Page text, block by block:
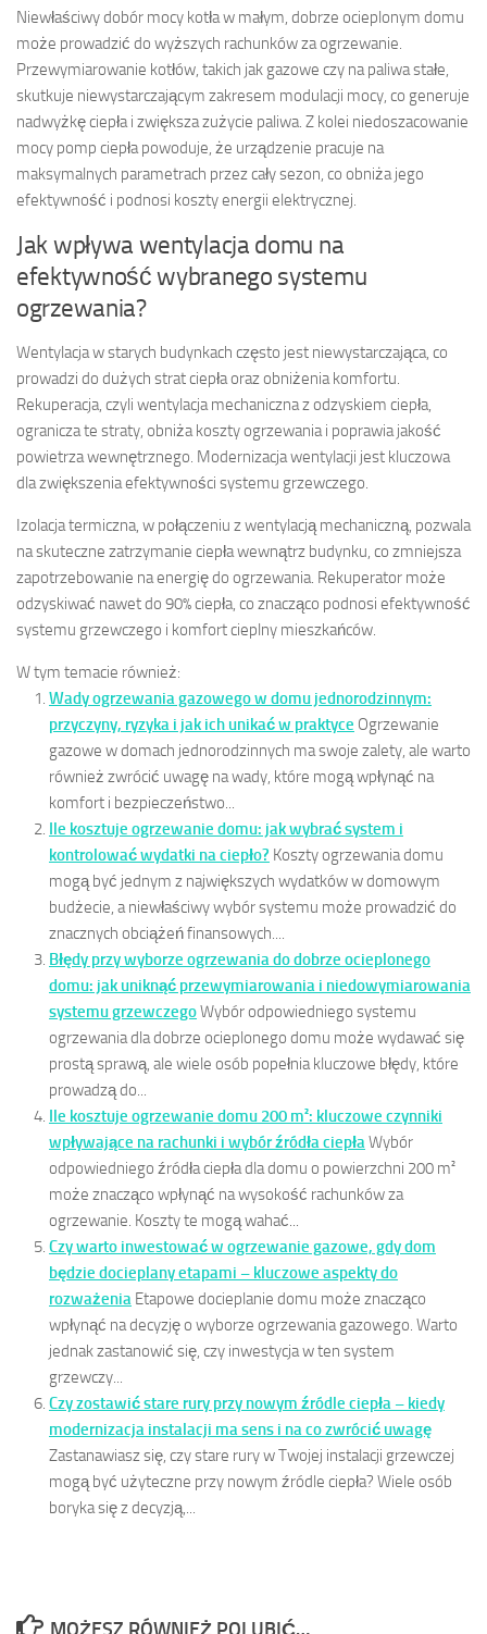
Niewłaściwy dobór mocy kotła w małym, dobrze ocieplonym domu
może prowadzić do wyższych rachunków za ogrzewanie.
Przewymiarowanie kotłów, takich jak gazowe czy na paliwa stałe,
skutkuje niewystarczającym zakresem modulacji mocy, co generuje
nadwyżkę ciepła i zwiększa zużycie paliwa. Z kolei niedoszacowanie
mocy pomp ciepła powoduje, że urządzenie pracuje na
maksymalnych parametrach przez cały sezon, co obniża jego
efektywność i podnosi koszty energii elektrycznej.
Jak wpływa wentylacja domu na
efektywność wybranego systemu
ogrzewania?
Wentylacja w starych budynkach często jest niewystarczająca, co
prowadzi do dużych strat ciepła oraz obniżenia komfortu.
Rekuperacja, czyli wentylacja mechaniczna z odzyskiem ciepła,
ogranicza te straty, obniża koszty ogrzewania i poprawia jakość
powietrza wewnętrznego. Modernizacja wentylacji jest kluczowa
dla zwiększenia efektywności systemu grzewczego.
Izolacja termiczna, w połączeniu z wentylacją mechaniczną, pozwala
na skuteczne zatrzymanie ciepła wewnątrz budynku, co zmniejsza
zapotrzebowanie na energię do ogrzewania. Rekuperator może
odzyskiwać nawet do 90% ciepła, co znacząco podnosi efektywność
systemu grzewczego i komfort cieplny mieszkańców.
W tym temacie również:
Wady ogrzewania gazowego w domu jednorodzinnym:
przyczyny, ryzyka i jak ich unikać w praktyce Ogrzewanie
gazowe w domach jednorodzinnych ma swoje zalety, ale warto
również zwrócić uwagę na wady, które mogą wpłynąć na
komfort i bezpieczeństwo...
Ile kosztuje ogrzewanie domu: jak wybrać system i
kontrolować wydatki na ciepło? Koszty ogrzewania domu
mogą być jednym z największych wydatków w domowym
budżecie, a niewłaściwy wybór systemu może prowadzić do
znacznych obciążeń finansowych....
Błędy przy wyborze ogrzewania do dobrze ocieplonego
domu: jak uniknąć przewymiarowania i niedowymiarowania
systemu grzewczegoWybór odpowiedniego systemu
ogrzewania dla dobrze ocieplonego domu może wydawać się
prostą sprawą, ale wiele osób popełnia kluczowe błędy, które
prowadzą do...
Ile kosztuje ogrzewanie domu 200 m²: kluczowe czynniki
wpływające na rachunki i wybór źródła ciepłaWybór
odpowiedniego źródła ciepła dla domu o powierzchni 200 m²
może znacząco wpłynąć na wysokość rachunków za
ogrzewanie. Koszty te mogą wahać...
Czy warto inwestować w ogrzewanie gazowe, gdy dom
będzie docieplany etapami – kluczowe aspekty do
rozważenia Etapowe docieplanie domu może znacząco
wpłynąć na decyzję o wyborze ogrzewania gazowego. Warto
jednak zastanowić się, czy inwestycja w ten system
grzewczy...
Czy zostawić stare rury przy nowym źródle ciepła – kiedy
modernizacja instalacji ma sens i na co zwrócić uwagę
Zastanawiasz się, czy stare rury w Twojej instalacji grzewczej
mogą być użyteczne przy nowym źródle ciepła? Wiele osób
boryka się z decyzją,...